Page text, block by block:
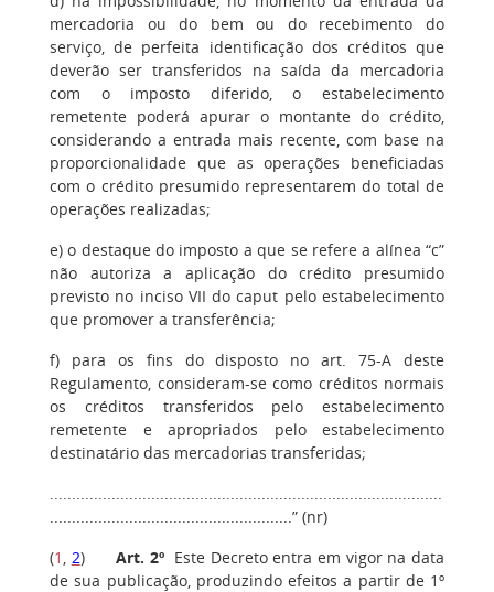
mercadoria ou do bem ou do recebimento do
serviço, de perfeita identificação dos créditos que
deverão ser transferidos na saída da mercadoria
com o imposto diferido, o estabelecimento
remetente poderá apurar o montante do crédito,
considerando a entrada mais recente, com base na
proporcionalidade que as operações beneficiadas
com o crédito presumido representarem do total de
operações realizadas;
e) o destaque do imposto a que se refere a alínea “c”
não autoriza a aplicação do crédito presumido
previsto no inciso VII do caput pelo estabelecimento
que promover a transferência;
f) para os fins do disposto no art. 75-A deste
Regulamento, consideram-se como créditos normais
os créditos transferidos pelo estabelecimento
remetente e apropriados pelo estabelecimento
destinatário das mercadorias transferidas;
.........................................................................................
.......................................................” (nr)
(1 , 2) Art. 2ºEste Decreto entra em vigor na data
de sua publicação, produzindo efeitos a partir de 1º